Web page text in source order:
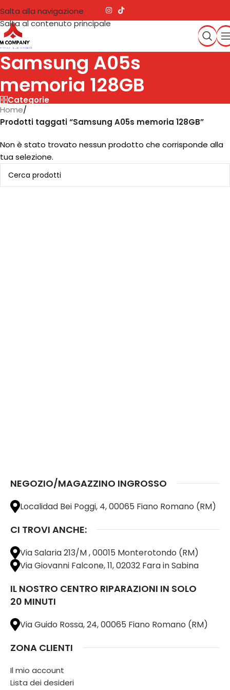
Salta alla navigazione
Salta al contenuto principale
Samsung A05s
memoria 128GB
Categorie
Home/
Prodotti taggati “Samsung A05s memoria 128GB”
Non è stato trovato nessun prodotto che corrisponde alla
tua selezione.
NEGOZIO/MAGAZZINO INGROSSO
Localidad Bei Poggi, 4, 00065 Fiano Romano (RM)
CI TROVI ANCHE:
Via Salaria 213/M , 00015 Monterotondo (RM)
Via Giovanni Falcone, 11, 02032 Fara in Sabina
IL NOSTRO CENTRO RIPARAZIONI IN SOLO
20 MINUTI
Via Guido Rossa, 24, 00065 Fiano Romano (RM)
ZONA CLIENTI
Il mio account
Lista dei desideri